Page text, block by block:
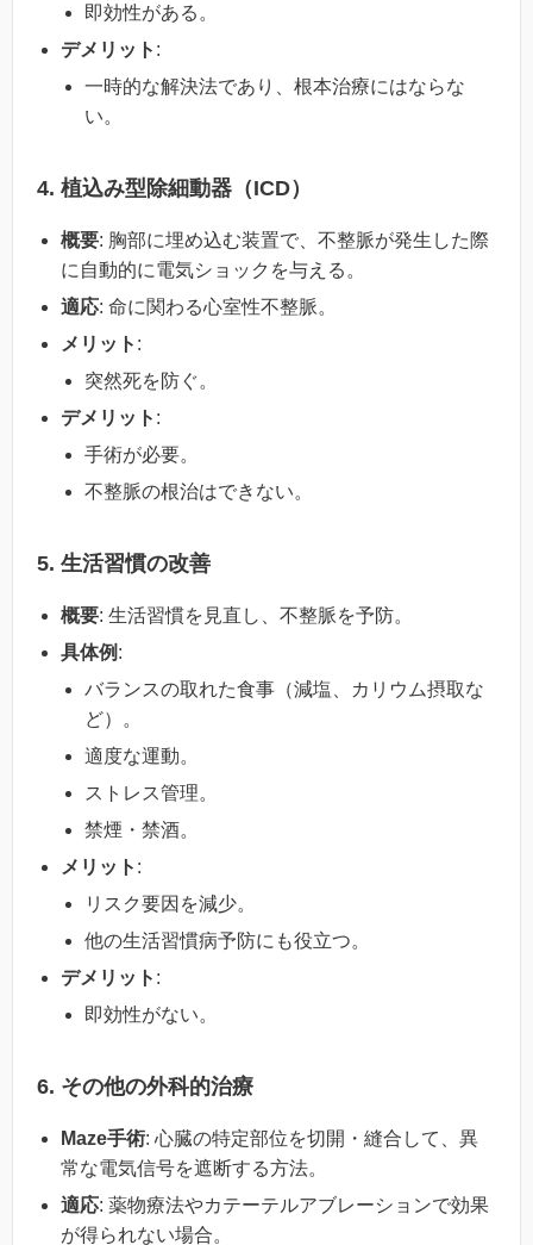
即効性がある。
デメリット :
一時的な解決法であり、根本治療にはならな
い。
4. 植込み型除細動器（ICD）
概要: 胸部に埋め込む装置で、不整脈が発生した際
に自動的に電気ショックを与える。
適応: 命に関わる心室性不整脈。
メリット :
突然死を防ぐ。
デメリット :
手術が必要。
不整脈の根治はできない。
5. 生活習慣の改善
概要: 生活習慣を見直し、不整脈を予防。
具体例 :
バランスの取れた食事（減塩、カリウム摂取な
ど）。
適度な運動。
ストレス管理。
禁煙・禁酒。
メリット :
リスク要因を減少。
他の生活習慣病予防にも役立つ。
デメリット :
即効性がない。
6. その他の外科的治療
Maze手術: 心臓の特定部位を切開・縫合して、異
常な電気信号を遮断する方法。
適応: 薬物療法やカテーテルアブレーションで効果
が得られない場合。